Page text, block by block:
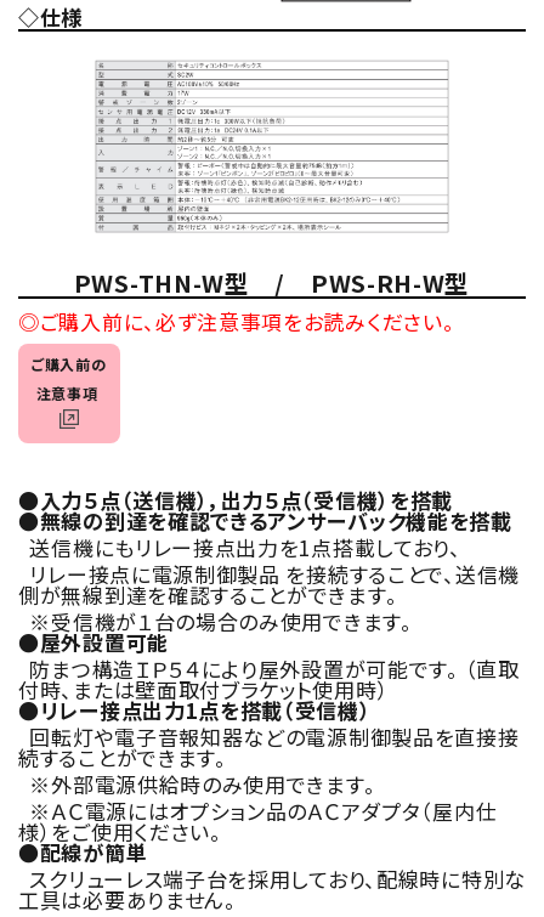
◇仕様
PWS-THN-W型 / PWS-RH-W型
◎ご購入前に、必ず注意事項をお読みください。
ご購入前の
注意事項
●入力５点（送信機），出力５点（受信機）を搭載
●無線の到達を確認できるアンサーバック機能を搭載
送信機にもリレー接点出力を1点搭載しており、
リレー接点に電源制御製品 を接続することで、送信機
側が無線到達を確認することができます。
※受信機が１台の場合のみ使用できます。
●屋外設置可能
防まつ構造ＩＰ５４により屋外設置が可能です。 （直取
付時、または壁面取付ブラケット使用時）
●リレー接点出力1点を搭載（受信機）
回転灯や電子音報知器などの電源制御製品を直接接
続することができます。
※外部電源供給時のみ使用できます。
※ＡＣ電源にはオプション品のＡＣアダプタ（屋内仕
様）をご使用ください。
●配線が簡単
スクリューレス端子台を採用しており、配線時に特別な
工具は必要ありません。